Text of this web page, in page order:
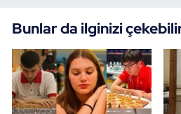
Bunlar da ilginizi